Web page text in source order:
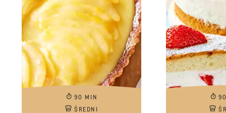
90 MIN
ŚREDNI